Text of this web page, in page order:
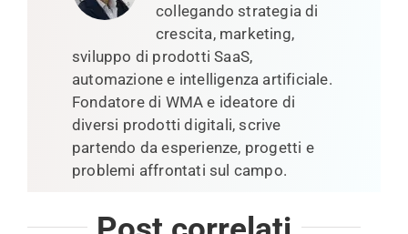
collegando strategia di
crescita, marketing,
sviluppo di prodotti SaaS,
automazione e intelligenza artificiale.
Fondatore di WMA e ideatore di
diversi prodotti digitali, scrive
partendo da esperienze, progetti e
problemi affrontati sul campo.